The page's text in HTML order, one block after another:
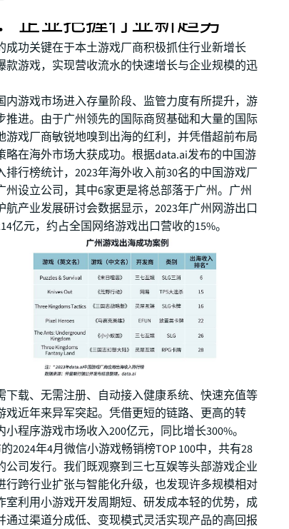
企业把握行业新趋势
成功关键在于本土游戏厂商积极抓住行业新增长
款游戏，实现营收流水的快速增长与企业规模的迅
内游戏市场进入存量阶段、监管力度有所提升，游
推进。由于广州领先的国际商贸基础和大量的国际
游戏厂商敏锐地嗅到出海的红利，并凭借超前布局
略在海外市场大获成功。根据data.ai发布的中国游
排行榜统计，2023年海外收入前30名的中国游戏厂
州设立公司，其中6家更是将总部落于广州。广州
航产业发展研讨会数据显示，2023年广州网游出口
亿元，约占全国网络游戏出口营收的15%。
下载、无需注册、自动接入健康系统、快速充值等
戏近年来异军突起。凭借更短的链路、更高的转
小程序游戏市场收入200亿元，同比增长300%。
2024年4月微信小游戏畅销榜TOP 100中，共有28
公司发行。我们既观察到三七互娱等头部游戏企业
行跨行业扩张与智能化升级，也发现许多规模相对
室利用小游戏开发周期短、研发成本轻的优势，成
通过渠道分成低、变现模式灵活实现产品的高回报